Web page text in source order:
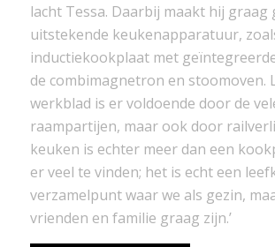
lacht Tessa. Daarbij maakt hij graag
uitstekende keukenapparatuur,
inductiekookplaat met
de combimagnetron en stoomoven.
werkblad is er voldoende door de
raampartijen, maar ook door
keuken is echter meer dan een
er veel te vinden; het is echt een
verzamelpunt waar we als gezin,
vrienden en familie graag zijn.’